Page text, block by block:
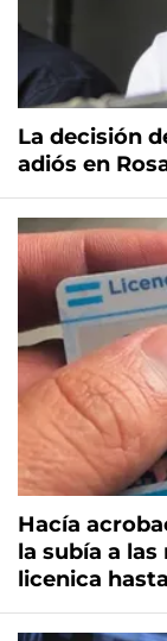
La decisión
adiós en
Hacía
la subía a
licenica